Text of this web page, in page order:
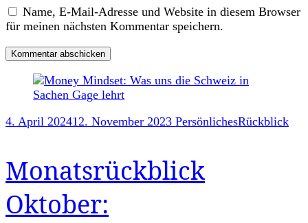
Name, E-Mail-Adresse und Website in diesem Browser
für meinen nächsten Kommentar speichern.
Post
Navigation
4. April 202412. November 2023 PersönlichesRückblick
Monatsrückblick
Oktober: